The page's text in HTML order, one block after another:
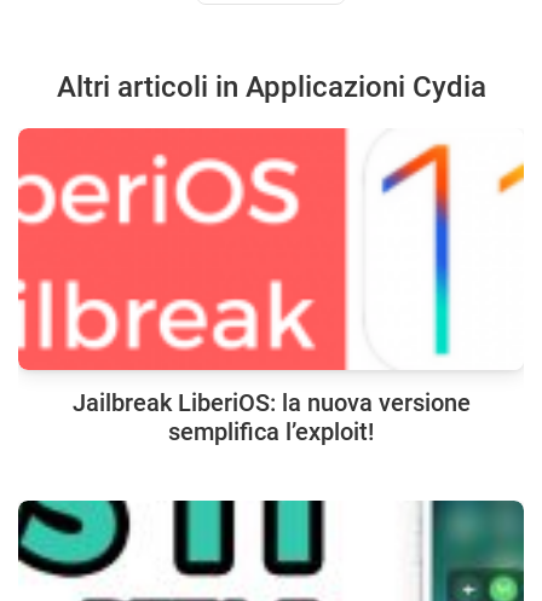
Altri articoli in Applicazioni Cydia
Jailbreak LiberiOS: la nuova versione
semplifica l’exploit!